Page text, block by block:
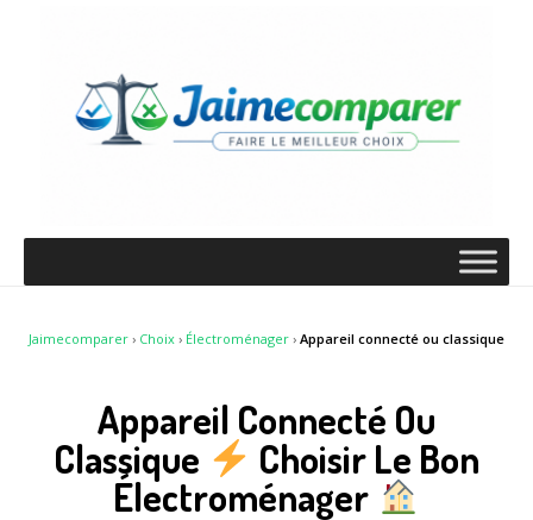
Jaimecomparer › Choix › Électroménager › Appareil connecté ou classique
Appareil Connecté Ou
Classique
Choisir Le Bon
Électroménager